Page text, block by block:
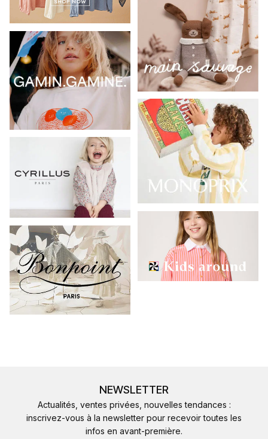
NEWSLETTER
Actualités, ventes privées, nouvelles tendances :
inscrivez-vous à la newsletter pour recevoir toutes les
infos en avant-première.